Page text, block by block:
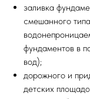
заливка
смешанного
фундаментов в
вод);
дорожного и
детских